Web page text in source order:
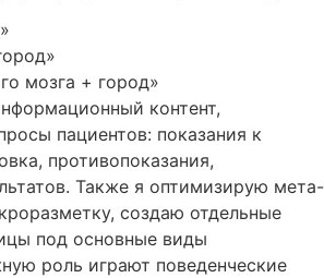
мозга + город»
контент,
пациентов: показания к
противопоказания,
Также я оптимизирую мета-
создаю отдельные
под основные виды
роль играют поведенческие